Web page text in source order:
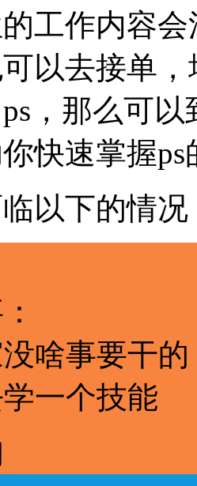
工作内容
以去接单
，那么可以
快速掌握
以下的情况
啥事要干
一个技能